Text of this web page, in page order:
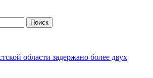
области задержано более двух